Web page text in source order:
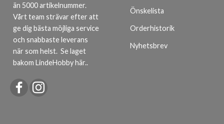
än 5000 artikelnummer.
Vårt team strävar efter att
ge dig bästa möjliga service
och snabbaste leverans
när som helst. Se laget
bakom LindeHobby här..
Önskelista
Orderhistorik
Nyhetsbrev